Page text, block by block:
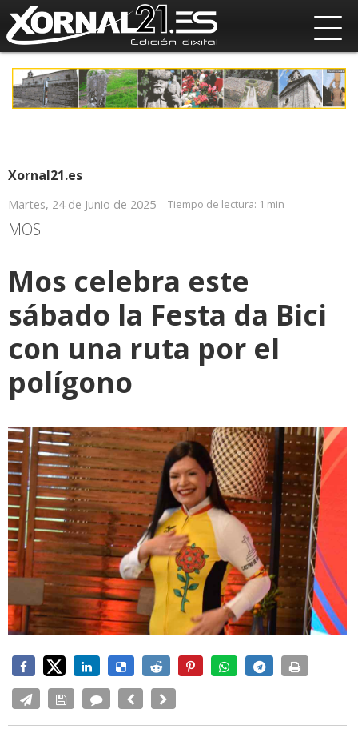
Xornal21.es
Martes, 24 de Junio de 2025 Tiempo de lectura: 1 min
MOS
Mos celebra este
sábado la Festa da Bici
con una ruta por el
polígono